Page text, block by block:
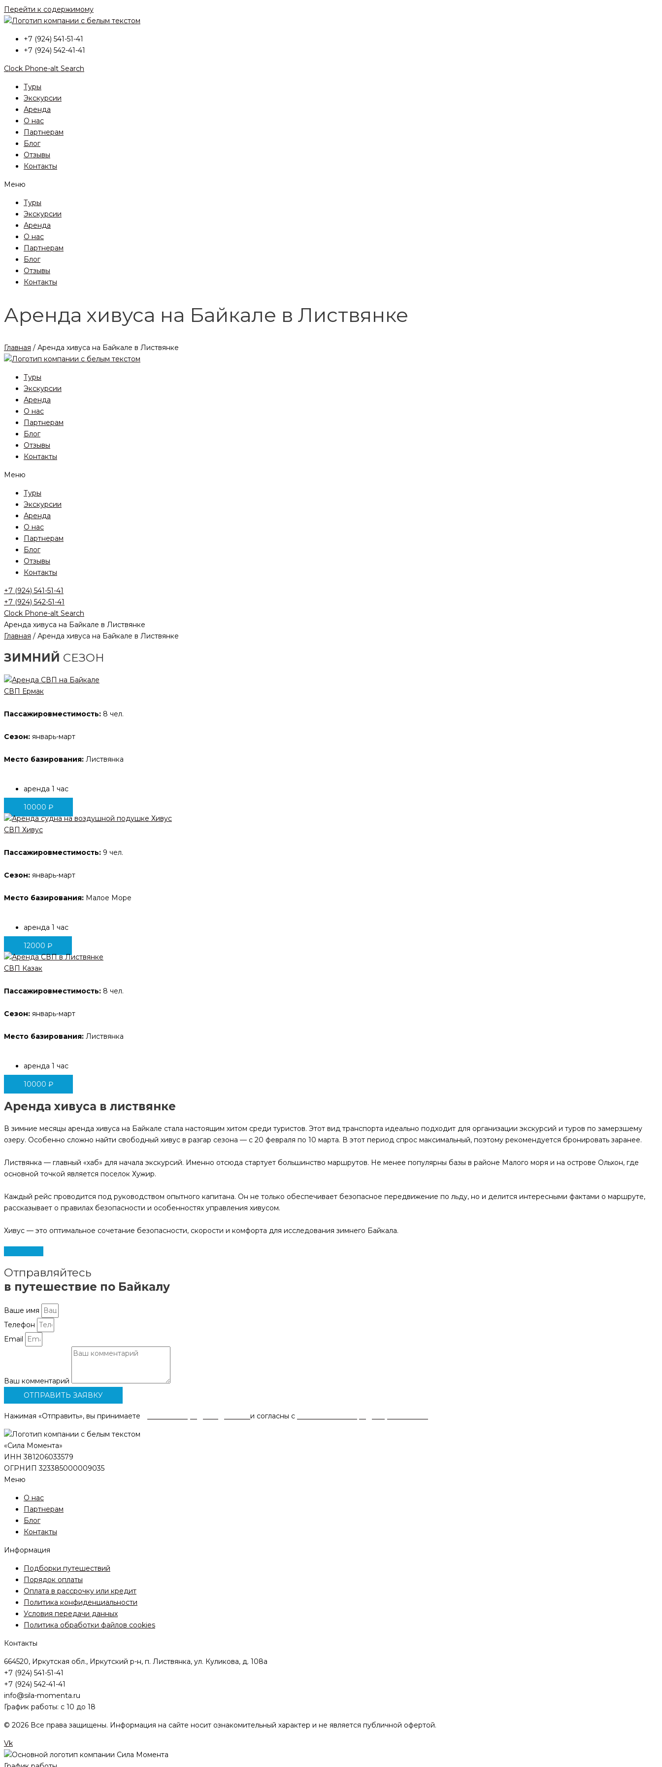
Перейти к содержимому
+7 (924) 541-51-41
+7 (924) 542-41-41
Clock Phone-alt Search
Туры
Экскурсии
Аренда
О нас
Партнерам
Блог
Отзывы
Контакты
Меню
Туры
Экскурсии
Аренда
О нас
Партнерам
Блог
Отзывы
Контакты
Аренда хивуса на Байкале в Листвянке
Главная / Аренда хивуса на Байкале в Листвянке
Туры
Экскурсии
Аренда
О нас
Партнерам
Блог
Отзывы
Контакты
Меню
Туры
Экскурсии
Аренда
О нас
Партнерам
Блог
Отзывы
Контакты
+7 (924) 541-51-41
+7 (924) 542-51-41
Clock Phone-alt Search
Аренда хивуса на Байкале в Листвянке
Главная / Аренда хивуса на Байкале в Листвянке
ЗИМНИЙ СЕЗОН
СВП Ермак
Пассажировместимость: 8 чел.
Сезон: январь-март
Место базирования: Листвянка
аренда 1 час
10000 ₽
СВП Хивус
Пассажировместимость: 9 чел.
Сезон: январь-март
Место базирования: Малое Море
аренда 1 час
12000 ₽
СВП Казак
Пассажировместимость: 8 чел.
Сезон: январь-март
Место базирования: Листвянка
аренда 1 час
10000 ₽
Аренда хивуса в листвянке
В зимние месяцы аренда хивуса на Байкале стала настоящим хитом среди туристов. Этот вид транспорта идеально подходит для организации экскурсий и туров по замерзшему
озеру. Особенно сложно найти свободный хивус в разгар сезона — с 20 февраля по 10 марта. В этот период спрос максимальный, поэтому рекомендуется бронировать заранее.
Листвянка — главный «хаб» для начала экскурсий. Именно отсюда стартует большинство маршрутов. Не менее популярны базы в районе Малого моря и на острове Ольхон, где
основной точкой является поселок Хужир.
Каждый рейс проводится под руководством опытного капитана. Он не только обеспечивает безопасное передвижение по льду, но и делится интересными фактами о маршруте,
рассказывает о правилах безопасности и особенностях управления хивусом.
Хивус — это оптимальное сочетание безопасности, скорости и комфорта для исследования зимнего Байкала.
Отправляйтесь
в путешествие по Байкалу
Ваше имя
Телефон
Email
Ваш комментарий
ОТПРАВИТЬ ЗАЯВКУ
Нажимая «Отправить», вы принимаете и согласны с
«Сила Момента»
ИНН 381206033579
ОГРНИП 323385000009035
Меню
О нас
Партнерам
Блог
Контакты
Информация
Подборки путешествий
Порядок оплаты
Оплата в рассрочку или кредит
Политика конфиденциальности
Условия передачи данных
Политика обработки файлов cookies
Контакты
664520, Иркутская обл., Иркутский р-н, п. Листвянка, ул. Куликова, д. 108а
+7 (924) 541-51-41
+7 (924) 542-41-41
info@sila-momenta.ru
График работы: с 10 до 18
© 2026 Все права защищены. Информация на сайте носит ознакомительный характер и не является публичной офертой.
Vk